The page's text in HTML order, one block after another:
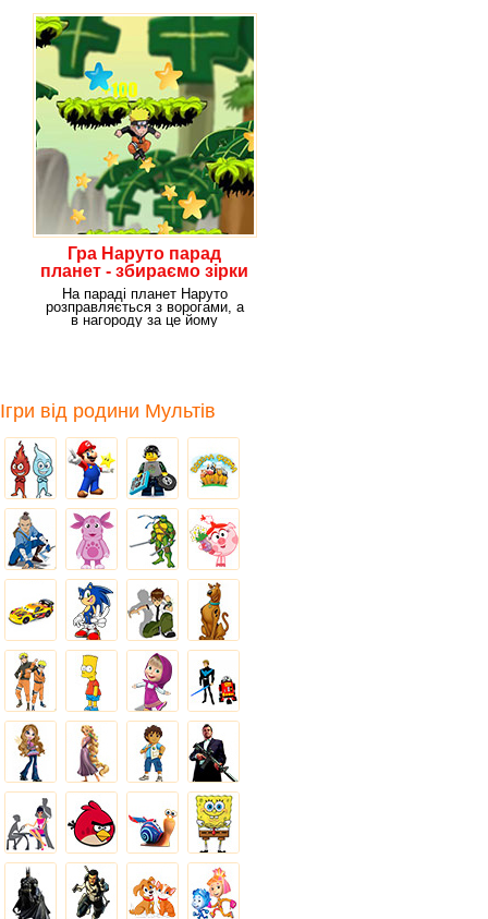
Гра Наруто парад
планет - збираємо зірки
На параді планет Наруто
розправляється з ворогами, а
в нагороду за це йому
Ігри від родини Мультів